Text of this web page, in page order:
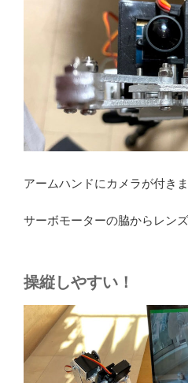
アームハンドにカメラが付きま
サーボモーターの脇からレン
操縦しやすい！